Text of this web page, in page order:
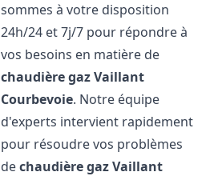
sommes à votre disposition
24h/24 et 7j/7 pour répondre à
vos besoins en matière de
chaudière gaz Vaillant
Courbevoie. Notre équipe
d'experts intervient rapidement
pour résoudre vos problèmes
dechaudière gaz Vaillant